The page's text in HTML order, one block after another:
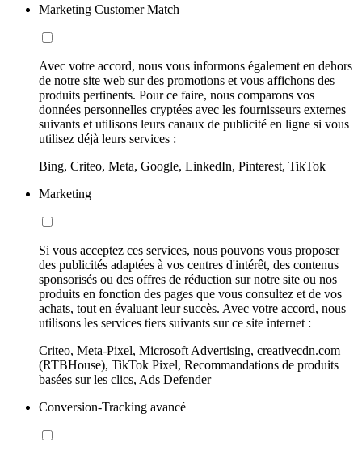
Marketing Customer Match
Avec votre accord, nous vous informons également en dehors
de notre site web sur des promotions et vous affichons des
produits pertinents. Pour ce faire, nous comparons vos
données personnelles cryptées avec les fournisseurs externes
suivants et utilisons leurs canaux de publicité en ligne si vous
utilisez déjà leurs services :
Bing, Criteo, Meta, Google, LinkedIn, Pinterest, TikTok
Marketing
Si vous acceptez ces services, nous pouvons vous proposer
des publicités adaptées à vos centres d'intérêt, des contenus
sponsorisés ou des offres de réduction sur notre site ou nos
produits en fonction des pages que vous consultez et de vos
achats, tout en évaluant leur succès. Avec votre accord, nous
utilisons les services tiers suivants sur ce site internet :
Criteo, Meta-Pixel, Microsoft Advertising, creativecdn.com
(RTBHouse), TikTok Pixel, Recommandations de produits
basées sur les clics, Ads Defender
Conversion-Tracking avancé